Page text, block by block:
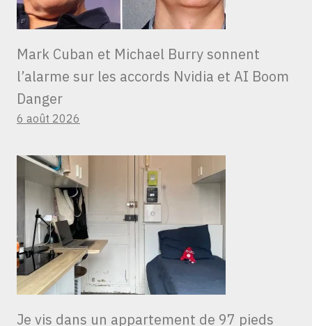
Mark Cuban et Michael Burry sonnent
l’alarme sur les accords Nvidia et AI Boom
Danger
6 août 2026
Je vis dans un appartement de 97 pieds